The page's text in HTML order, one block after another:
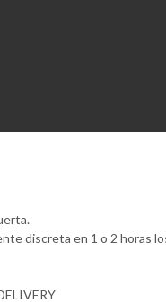
discreta en 1 o 2 horas